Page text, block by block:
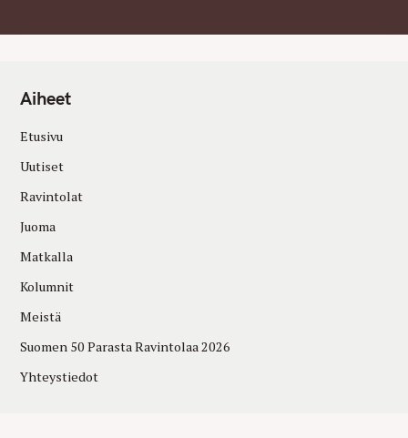
Aiheet
Etusivu
Uutiset
Ravintolat
Juoma
Matkalla
Kolumnit
Meistä
Suomen 50 Parasta Ravintolaa 2026
Yhteystiedot